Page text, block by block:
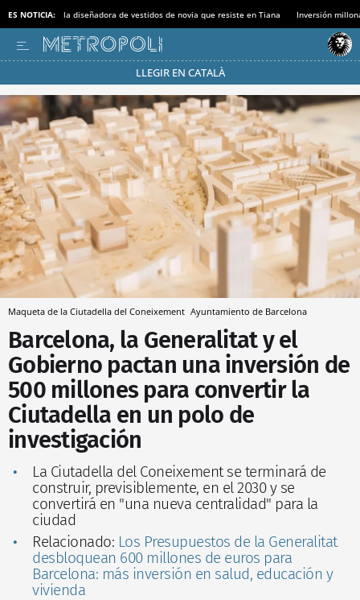
ES NOTICIA: la diseñadora de vestidos de novia que resiste en Tiana Inversión
LLEGIR EN CATALÀ
Pásate al MODO AHORRO
Maqueta de la Ciutadella del Coneixement Ayuntamiento de Barcelona
Barcelona, la Generalitat y el
Gobierno pactan una inversión de
500 millones para convertir la
Ciutadella en un polo de
investigación
La Ciutadella del Coneixement se terminará de
construir, previsiblemente, en el 2030 y se
convertirá en "una nueva centralidad" para la
ciudad
Relacionado: Los Presupuestos de la Generalitat
desbloquean 600 millones de euros para
Barcelona: más inversión en salud, educación y
vivienda